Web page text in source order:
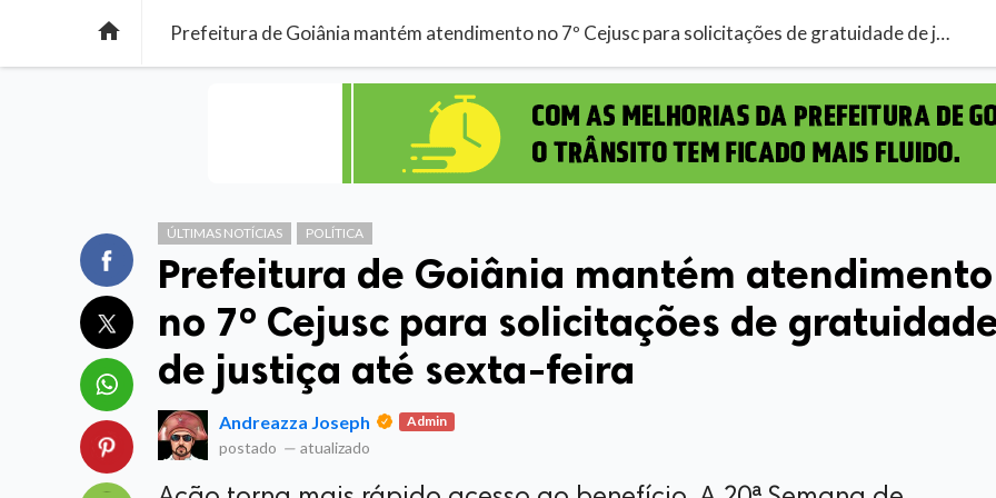
 Prefeitura de Goiânia mantém atendimento no 7º Cejusc para solicitações de gratuidade de justiça até sexta-feira
ÚLTIMAS NOTÍCIAS POLÍTICA
Prefeitura de Goiânia mantém atendimento
no 7º Cejusc para solicitações de
de justiça até sexta-feira
Andreazza Joseph Admin
postado — atualizado